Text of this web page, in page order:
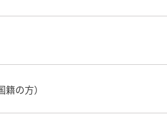
の方）